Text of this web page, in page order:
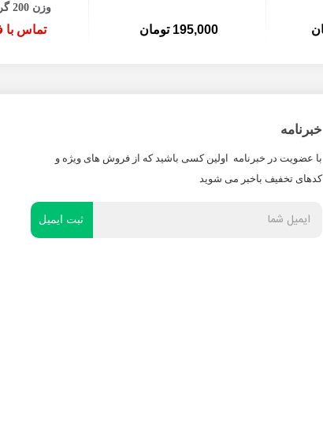
195,000 تومان
وزن 200 گرم 100 برگ
تماس با
خبرنامه
با عضویت در خبرنامه اولین کسی باشید که از فروش های ویژه و
کدهای تخفیف باخبر می شوید